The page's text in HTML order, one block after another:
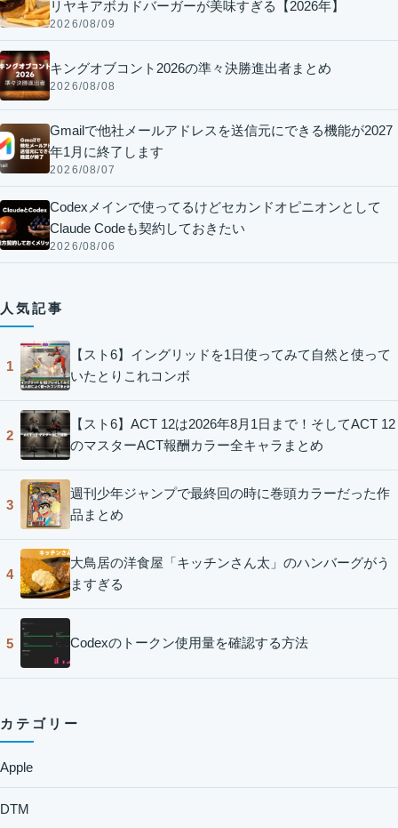
リヤキアボカドバーガーが美味すぎる【2026年】
2026/08/09
キングオブコント2026の準々決勝進出者まとめ
2026/08/08
Gmailで他社メールアドレスを送信元にできる機能が2027
年1月に終了します
2026/08/07
Codexメインで使ってるけどセカンドオピニオンとして
Claude Codeも契約しておきたい
2026/08/06
人気記事
1
【スト6】イングリッドを1日使ってみて自然と使って
いたとりこれコンボ
2
【スト6】ACT 12は2026年8月1日まで！そしてACT 12
のマスターACT報酬カラー全キャラまとめ
3
週刊少年ジャンプで最終回の時に巻頭カラーだった作
品まとめ
4
大鳥居の洋食屋「キッチンさん太」のハンバーグがう
ますぎる
5 Codexのトークン使用量を確認する方法
カテゴリー
Apple
DTM